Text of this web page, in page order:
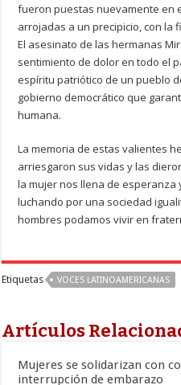
fueron puestas nuevamente en
arrojadas a un precipicio, con la
El asesinato de las hermanas
sentimiento de dolor en todo el
espíritu patriótico de un pueblo
gobierno democrático que
humana.
La memoria de estas valientes
arriesgaron sus vidas y las
la mujer nos llena de
luchando por una sociedad
hombres podamos vivir en
Etiquetas VOCES LATINOAMERICANAS
Artículos
Mujeres se solidarizan con
interrupción de embarazo